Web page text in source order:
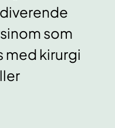
som
med kirurgi